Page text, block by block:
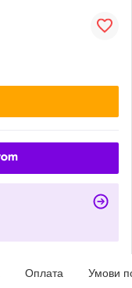
Оплата Умови